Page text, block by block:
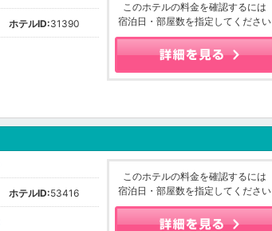
ホテルID:31390
このホテルの料金を確認するには
宿泊日・部屋数を指定してください
ホテルID:53416
このホテルの料金を確認するには
宿泊日・部屋数を指定してください